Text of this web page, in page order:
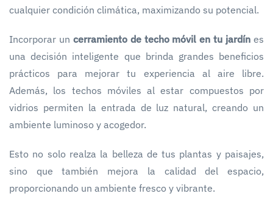
cualquier condición climática, maximizando su potencial.
Incorporar un cerramiento de techo móvil en tu jardín es
una decisión inteligente que brinda grandes beneficios
prácticos para mejorar tu experiencia al aire libre.
Además, los techos móviles al estar compuestos por
vidrios permiten la entrada de luz natural, creando un
ambiente luminoso y acogedor.
Esto no solo realza la belleza de tus plantas y paisajes,
sino que también mejora la calidad del espacio,
proporcionando un ambiente fresco y vibrante.